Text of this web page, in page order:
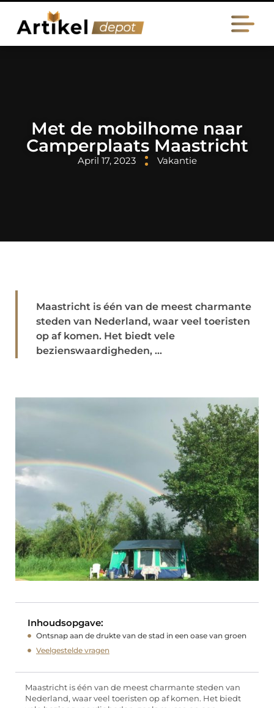
Met de mobilhome naar
Camperplaats Maastricht
April 17, 2023 Vakantie
Maastricht is één van de meest charmante
steden van Nederland, waar veel toeristen
op af komen. Het biedt vele
bezienswaardigheden, ...
Inhoudsopgave:
Ontsnap aan de drukte van de stad in een oase van groen
Veelgestelde vragen
Maastricht is één van de meest charmante steden van
Nederland, waar veel toeristen op af komen. Het biedt